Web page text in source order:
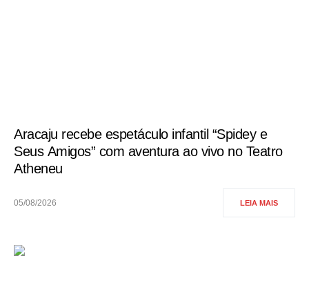
Aracaju recebe espetáculo infantil “Spidey e
Seus Amigos” com aventura ao vivo no Teatro
Atheneu
05/08/2026 LEIA MAIS